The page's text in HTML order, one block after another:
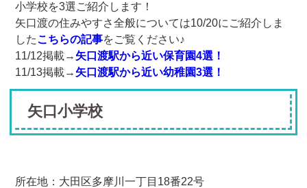
小学校を3選ご紹介します！
矢口渡の住みやすさ全般については10/20にご紹介しま
したこちらの記事をご覧ください♪
11/12掲載→ 矢口渡駅から近い保育園4選！
11/13掲載→ 矢口渡駅から近い幼稚園3選！
矢口小学校
所在地：大田区多摩川一丁目18番22号